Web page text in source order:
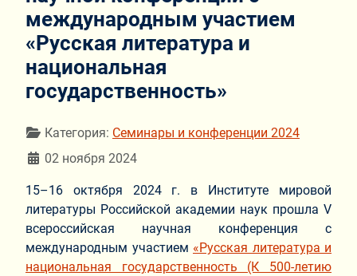
международным участием
«Русская литература и
национальная
государственность»
Информация о материале
Категория: Семинары и конференции 2024
02 ноября 2024
15–16 октября 2024 г. в Институте мировой
литературы Российской академии наук прошла V
всероссийская научная конференция с
международным участием «Русская литература и
национальная государственность (К 500-летию